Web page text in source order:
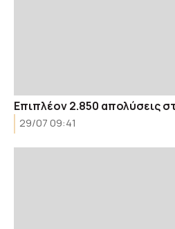
Επιπλέον 2.850 απολύσεις
29/07 09:41